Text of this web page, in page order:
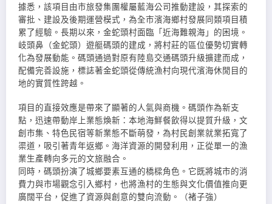
據悉，該項目由市旅發集團權屬藍海公司推動建設，其探索的
審批、建設及後期運營模式，為全市濱海鄉村發展同類項目積
累了經驗。長期以來，金蛇頭村面臨「近海難親海」的困境。
岐頭鼻（金蛇頭）遊艇碼頭的建成，將村莊的區位優勢切實轉
化為發展動能。碼頭通過對原有陸島交通碼頭升級擴建而成，
配備完善設施，標誌著金蛇頭從傳統漁村向現代濱海休閒目的
地的實質性跨越。
項目的直接效應是帶來了顯著的人氣與商機。碼頭作為新支
點，迅速帶動岸上業態煥新：本地海鮮餐飲得以提質升級，文
創市集、特色民宿等新業態不斷萌發，為村民創業就業拓寬了
渠道，吸引著青年返鄉。海洋資源的開發利用，正從單一的漁
業生產轉向多元的文旅融合。
同時，碼頭扮演了城鄉要素互通的橋樑角色。它既將城市的消
費力與市場觀念引入鄉村，也將漁村的生態與文化價值推向更
廣闊平台，促進了資源與創意的雙向流動。（褚子強）